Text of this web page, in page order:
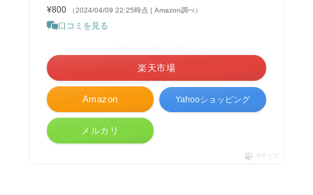
¥800
（2024/04/09 22:25時点 | Amazon調べ）
口コミを見る
Amazon
楽天市場
Yahooショッピング
メルカリ
ポチップ